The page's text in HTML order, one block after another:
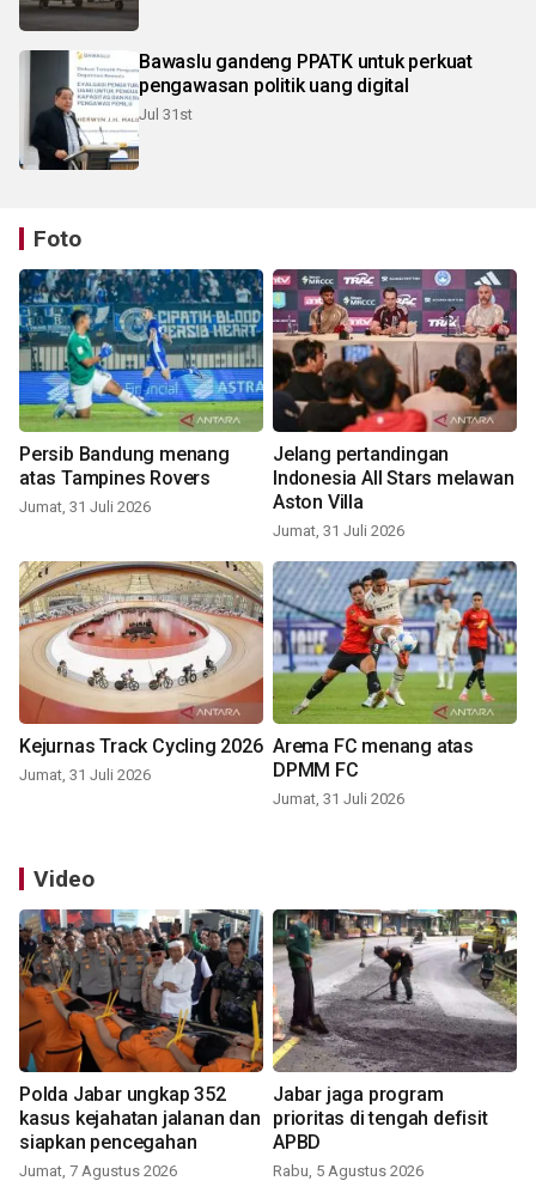
Bawaslu gandeng PPATK untuk perkuat
pengawasan politik uang digital
Jul 31st
Foto
Persib Bandung menang
atas Tampines Rovers
Jumat, 31 Juli 2026
Jelang pertandingan
Indonesia All Stars melawan
Aston Villa
Jumat, 31 Juli 2026
Kejurnas Track Cycling 2026
Jumat, 31 Juli 2026
Arema FC menang atas
DPMM FC
Jumat, 31 Juli 2026
Video
Polda Jabar ungkap 352
kasus kejahatan jalanan dan
siapkan pencegahan
Jumat, 7 Agustus 2026
Jabar jaga program
prioritas di tengah defisit
APBD
Rabu, 5 Agustus 2026